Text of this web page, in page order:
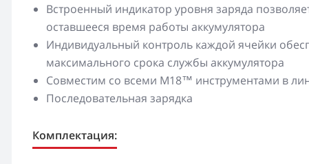
Встроенный индикатор уровня заряда
оставшееся время работы аккумулятора
Индивидуальный контроль каждой ячейки
максимального срока службы аккумулятора
Совместим со всеми M18™ инструментами в
Последовательная зарядка
Комплектация: